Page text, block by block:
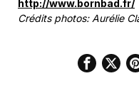
http://www.bornbad.fr/
Crédits photos: Aurélie